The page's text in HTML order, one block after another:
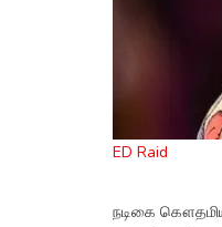
ED Raid
நடிகை